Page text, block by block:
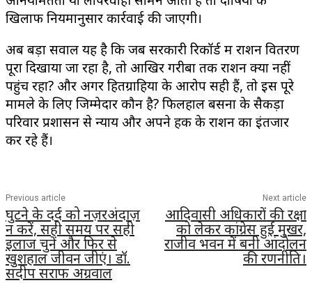
खिलाफ नियमानुसार कार्रवाई की जाएगी।
अब बड़ा सवाल यह है कि जब सरकारी रिकॉर्ड में राशन वितरण
पूरा दिखाया जा रहा है, तो आखिर गरीबों तक राशन क्यों नहीं
पहुंच रहा? और अगर हितग्राहियों के आरोप सही हैं, तो इस पूरे
मामले के लिए जिम्मेदार कौन है? फिलहाल बसना के सैकड़ों
परिवार प्रशासन से न्याय और अपने हक के राशन का इंतजार
कर रहे हैं।
Previous article
घुटने के दर्द को नज़रअंदाज़
न करें, सही समय पर सही
इलाज चुनें और फिर से
खुशहाल जीवन जीएं। डॉ.
संदीप सराफ अग्रवाल
Next article
आदिवासी अधिकारों की रक्षा
को लेकर कांग्रेस हुई मुखर,
राजीव भवन में बनी आंदोलन
की रणनीति।